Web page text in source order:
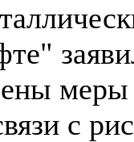
меры
с